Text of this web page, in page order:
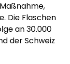
Die Flaschen
an 30.000
der Schweiz